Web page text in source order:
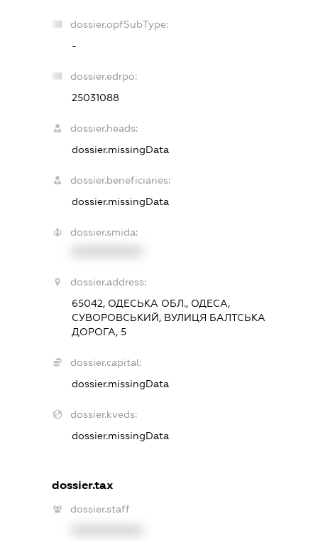
dossier.opfSubType:
-
dossier.edrpo:
25031088
dossier.heads:
dossier.missingData
dossier.beneficiaries:
dossier.missingData
dossier.smida:
dossier.address:
65042, ОДЕСЬКА ОБЛ., ОДЕСА,
СУВОРОВСЬКИЙ, ВУЛИЦЯ БАЛТСЬКА
ДОРОГА, 5
dossier.capital:
dossier.missingData
dossier.kveds:
dossier.missingData
dossier.tax
dossier.staff